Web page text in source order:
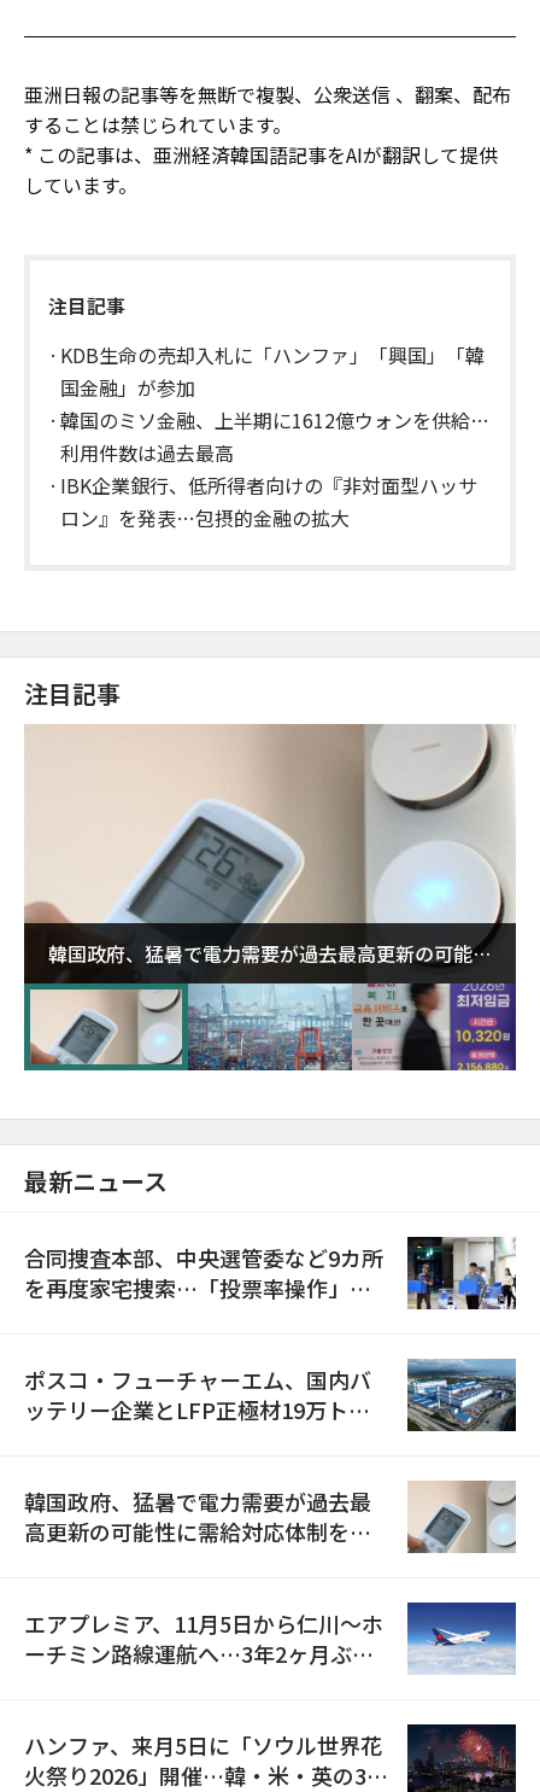
亜洲日報の記事等を無断で複製、公衆送信 、翻案、配布
することは禁じられています。
* この記事は、亜洲経済韓国語記事をAIが翻訳して提供
しています。
注目記事
KDB生命の売却入札に「ハンファ」「興国」「韓
国金融」が参加
韓国のミソ金融、上半期に1612億ウォンを供給…
利用件数は過去最高
IBK企業銀行、低所得者向けの『非対面型ハッサ
ロン』を発表…包摂的金融の拡大
注目記事
韓国政府、猛暑で電力需要が過去最高更新の可能性
に需給対応体制を点検
最新ニュース
合同捜査本部、中央選管委など9カ所
を再度家宅捜索…「投票率操作」の
ポスコ・フューチャーエム、国内バ
ッテリー企業とLFP正極材19万トン
韓国政府、猛暑で電力需要が過去最
高更新の可能性に需給対応体制を点
エアプレミア、11月5日から仁川〜ホ
ーチミン路線運航へ…3年2ヶ月ぶり
ハンファ、来月5日に「ソウル世界花
火祭り2026」開催…韓・米・英の3カ